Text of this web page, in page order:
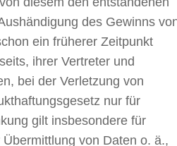
des Gewinns
ein früherer Zeitpunkt
ihrer Vertreter und
bei der Verletzung von
nur für
gilt insbesondere für
von Daten o. ä.,